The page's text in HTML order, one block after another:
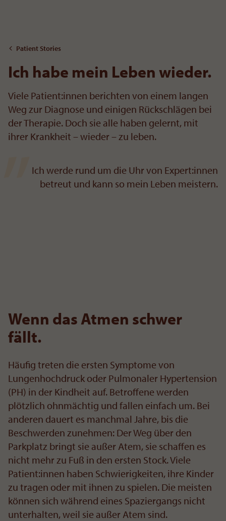
To the content
Patient Stories
Ich habe mein Leben wieder.
Viele Patient:innen berichten von einem langen
Weg zur Diagnose und einigen Rückschlägen bei
der Therapie. Doch sie alle haben gelernt, mit
ihrer Krankheit – wieder – zu leben.
Ich werde rund um die Uhr von Expert:innen
betreut und kann so mein Leben meistern.
Wenn das Atmen schwer
fällt.
Häufig treten die ersten Symptome von
Lungenhochdruck oder Pulmonaler Hypertension
(PH) in der Kindheit auf. Betroffene werden
plötzlich ohnmächtig und fallen einfach um. Bei
anderen dauert es manchmal Jahre, bis die
Beschwerden zunehmen: Der Weg über den
Parkplatz bringt sie außer Atem, sie schaffen es
nicht mehr zu Fuß in den ersten Stock. Viele
Patient:innen haben Schwierigkeiten, ihre Kinder
zu tragen oder mit ihnen zu spielen. Die meisten
können sich während eines Spaziergangs nicht
unterhalten, weil sie außer Atem sind.